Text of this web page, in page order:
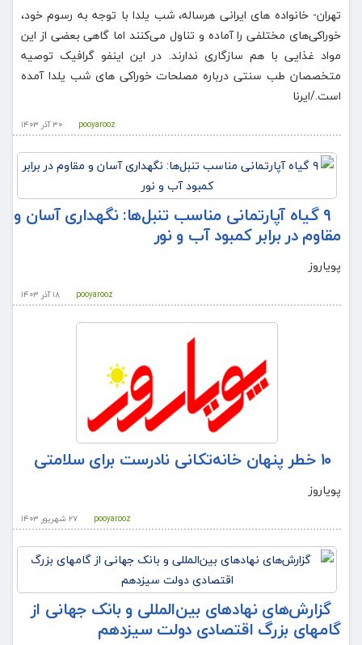
تهران- خانواده های ایرانی هرساله، شب یلدا با توجه به رسوم خود،
خوراکی‌های مختلفی را آماده و تناول می‌کنند اما گاهی بعضی از این
مواد غذایی با هم سازگاری ندارند. در این اینفو گرافیک توصیه
متخصصان طب سنتی درباره مصلحات خوراکی های شب یلدا آمده
است./ایرنا
۳۰ آذر ۱۴۰۳ pooyarooz
۹ گیاه آپارتمانی مناسب تنبل‌ها: نگهداری آسان و
مقاوم در برابر کمبود آب و نور
پویاروز
۱۸ آذر ۱۴۰۳ pooyarooz
۱۰ خطر پنهان خانه‌تکانی نادرست برای سلامتی
پویاروز
۲۷ شهریور ۱۴۰۳ pooyarooz
گزارش‌های نهادهای بین‌المللی و بانک جهانی از
گامهای بزرگ اقتصادی دولت سیزدهم